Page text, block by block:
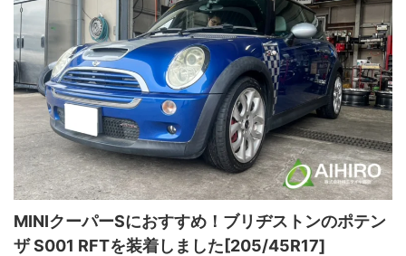
MINIクーパーSにおすすめ！ブリヂストンのポテン
ザ S001 RFTを装着しました[205/45R17]